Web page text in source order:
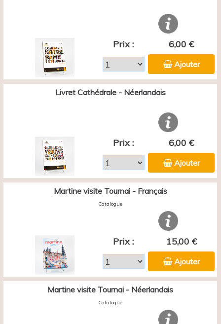
Prix : 6,00 €
Ajouter
Livret Cathédrale - Néerlandais
Prix : 6,00 €
Ajouter
Martine visite Tournai - Français
Catalogue
Prix : 15,00 €
Ajouter
Martine visite Tournai - Néerlandais
Catalogue